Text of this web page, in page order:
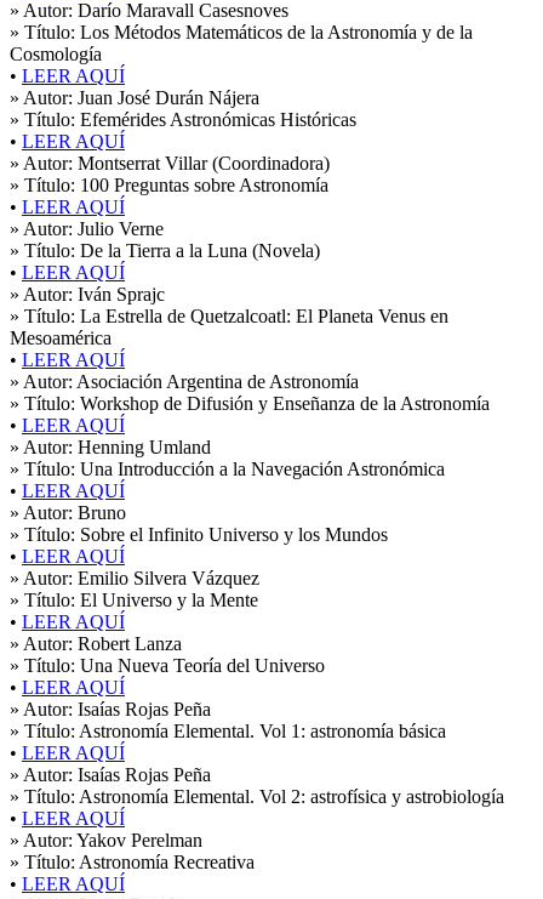
» Autor: Darío Maravall Casesnoves
» Título: Los Métodos Matemáticos de la Astronomía y de la
Cosmología
• LEER AQUÍ
» Autor: Juan José Durán Nájera
» Título: Efemérides Astronómicas Históricas
• LEER AQUÍ
» Autor: Montserrat Villar (Coordinadora)
» Título: 100 Preguntas sobre Astronomía
• LEER AQUÍ
» Autor: Julio Verne
» Título: De la Tierra a la Luna (Novela)
• LEER AQUÍ
» Autor: Iván Sprajc
» Título: La Estrella de Quetzalcoatl: El Planeta Venus en
Mesoamérica
• LEER AQUÍ
» Autor: Asociación Argentina de Astronomía
» Título: Workshop de Difusión y Enseñanza de la Astronomía
• LEER AQUÍ
» Autor: Henning Umland
» Título: Una Introducción a la Navegación Astronómica
• LEER AQUÍ
» Autor: Bruno
» Título: Sobre el Infinito Universo y los Mundos
• LEER AQUÍ
» Autor: Emilio Silvera Vázquez
» Título: El Universo y la Mente
• LEER AQUÍ
» Autor: Robert Lanza
» Título: Una Nueva Teoría del Universo
• LEER AQUÍ
» Autor: Isaías Rojas Peña
» Título: Astronomía Elemental. Vol 1: astronomía básica
• LEER AQUÍ
» Autor: Isaías Rojas Peña
» Título: Astronomía Elemental. Vol 2: astrofísica y astrobiología
• LEER AQUÍ
» Autor: Yakov Perelman
» Título: Astronomía Recreativa
• LEER AQUÍ